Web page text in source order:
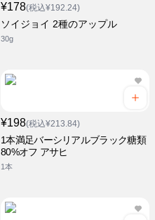
¥178(税込¥192.24)
ソイジョイ 2種のアップル
30g
¥198(税込¥213.84)
1本満足バーシリアルブラック糖類
80%オフ アサヒ
1本